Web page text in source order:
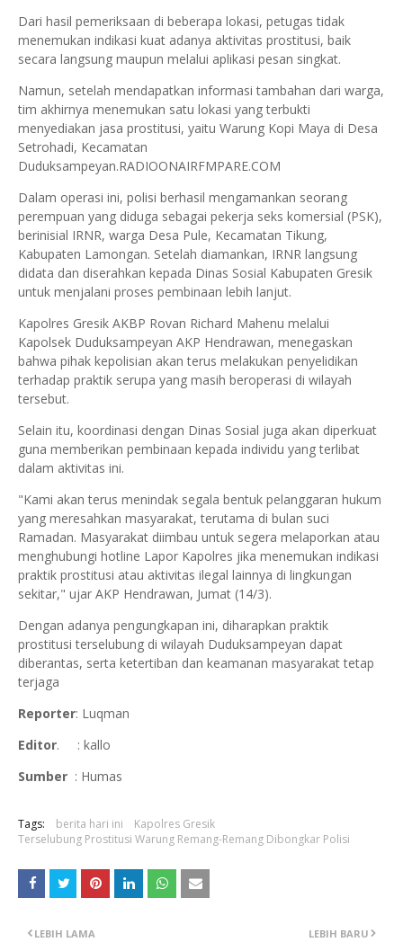
Dari hasil pemeriksaan di beberapa lokasi, petugas tidak
menemukan indikasi kuat adanya aktivitas prostitusi, baik
secara langsung maupun melalui aplikasi pesan singkat.
Namun, setelah mendapatkan informasi tambahan dari warga,
tim akhirnya menemukan satu lokasi yang terbukti
menyediakan jasa prostitusi, yaitu Warung Kopi Maya di Desa
Setrohadi, Kecamatan
Duduksampeyan.RADIOONAIRFMPARE.COM
Dalam operasi ini, polisi berhasil mengamankan seorang
perempuan yang diduga sebagai pekerja seks komersial (PSK),
berinisial IRNR, warga Desa Pule, Kecamatan Tikung,
Kabupaten Lamongan. Setelah diamankan, IRNR langsung
didata dan diserahkan kepada Dinas Sosial Kabupaten Gresik
untuk menjalani proses pembinaan lebih lanjut.
Kapolres Gresik AKBP Rovan Richard Mahenu melalui
Kapolsek Duduksampeyan AKP Hendrawan, menegaskan
bahwa pihak kepolisian akan terus melakukan penyelidikan
terhadap praktik serupa yang masih beroperasi di wilayah
tersebut.
Selain itu, koordinasi dengan Dinas Sosial juga akan diperkuat
guna memberikan pembinaan kepada individu yang terlibat
dalam aktivitas ini.
"Kami akan terus menindak segala bentuk pelanggaran hukum
yang meresahkan masyarakat, terutama di bulan suci
Ramadan. Masyarakat diimbau untuk segera melaporkan atau
menghubungi hotline Lapor Kapolres jika menemukan indikasi
praktik prostitusi atau aktivitas ilegal lainnya di lingkungan
sekitar," ujar AKP Hendrawan, Jumat (14/3).
Dengan adanya pengungkapan ini, diharapkan praktik
prostitusi terselubung di wilayah Duduksampeyan dapat
diberantas, serta ketertiban dan keamanan masyarakat tetap
terjaga
Reporter: Luqman
Editor. : kallo
Sumber : Humas
Tags: berita hari ini
Kapolres Gresik
Terselubung Prostitusi Warung Remang-Remang Dibongkar Polisi
LEBIH BARU
LEBIH LAMA